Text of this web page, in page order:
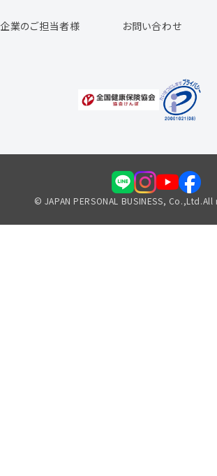
福利厚生のご案内
企業のご担当者様 お問い合わせ
© JAPAN PERSONAL BUSINESS,